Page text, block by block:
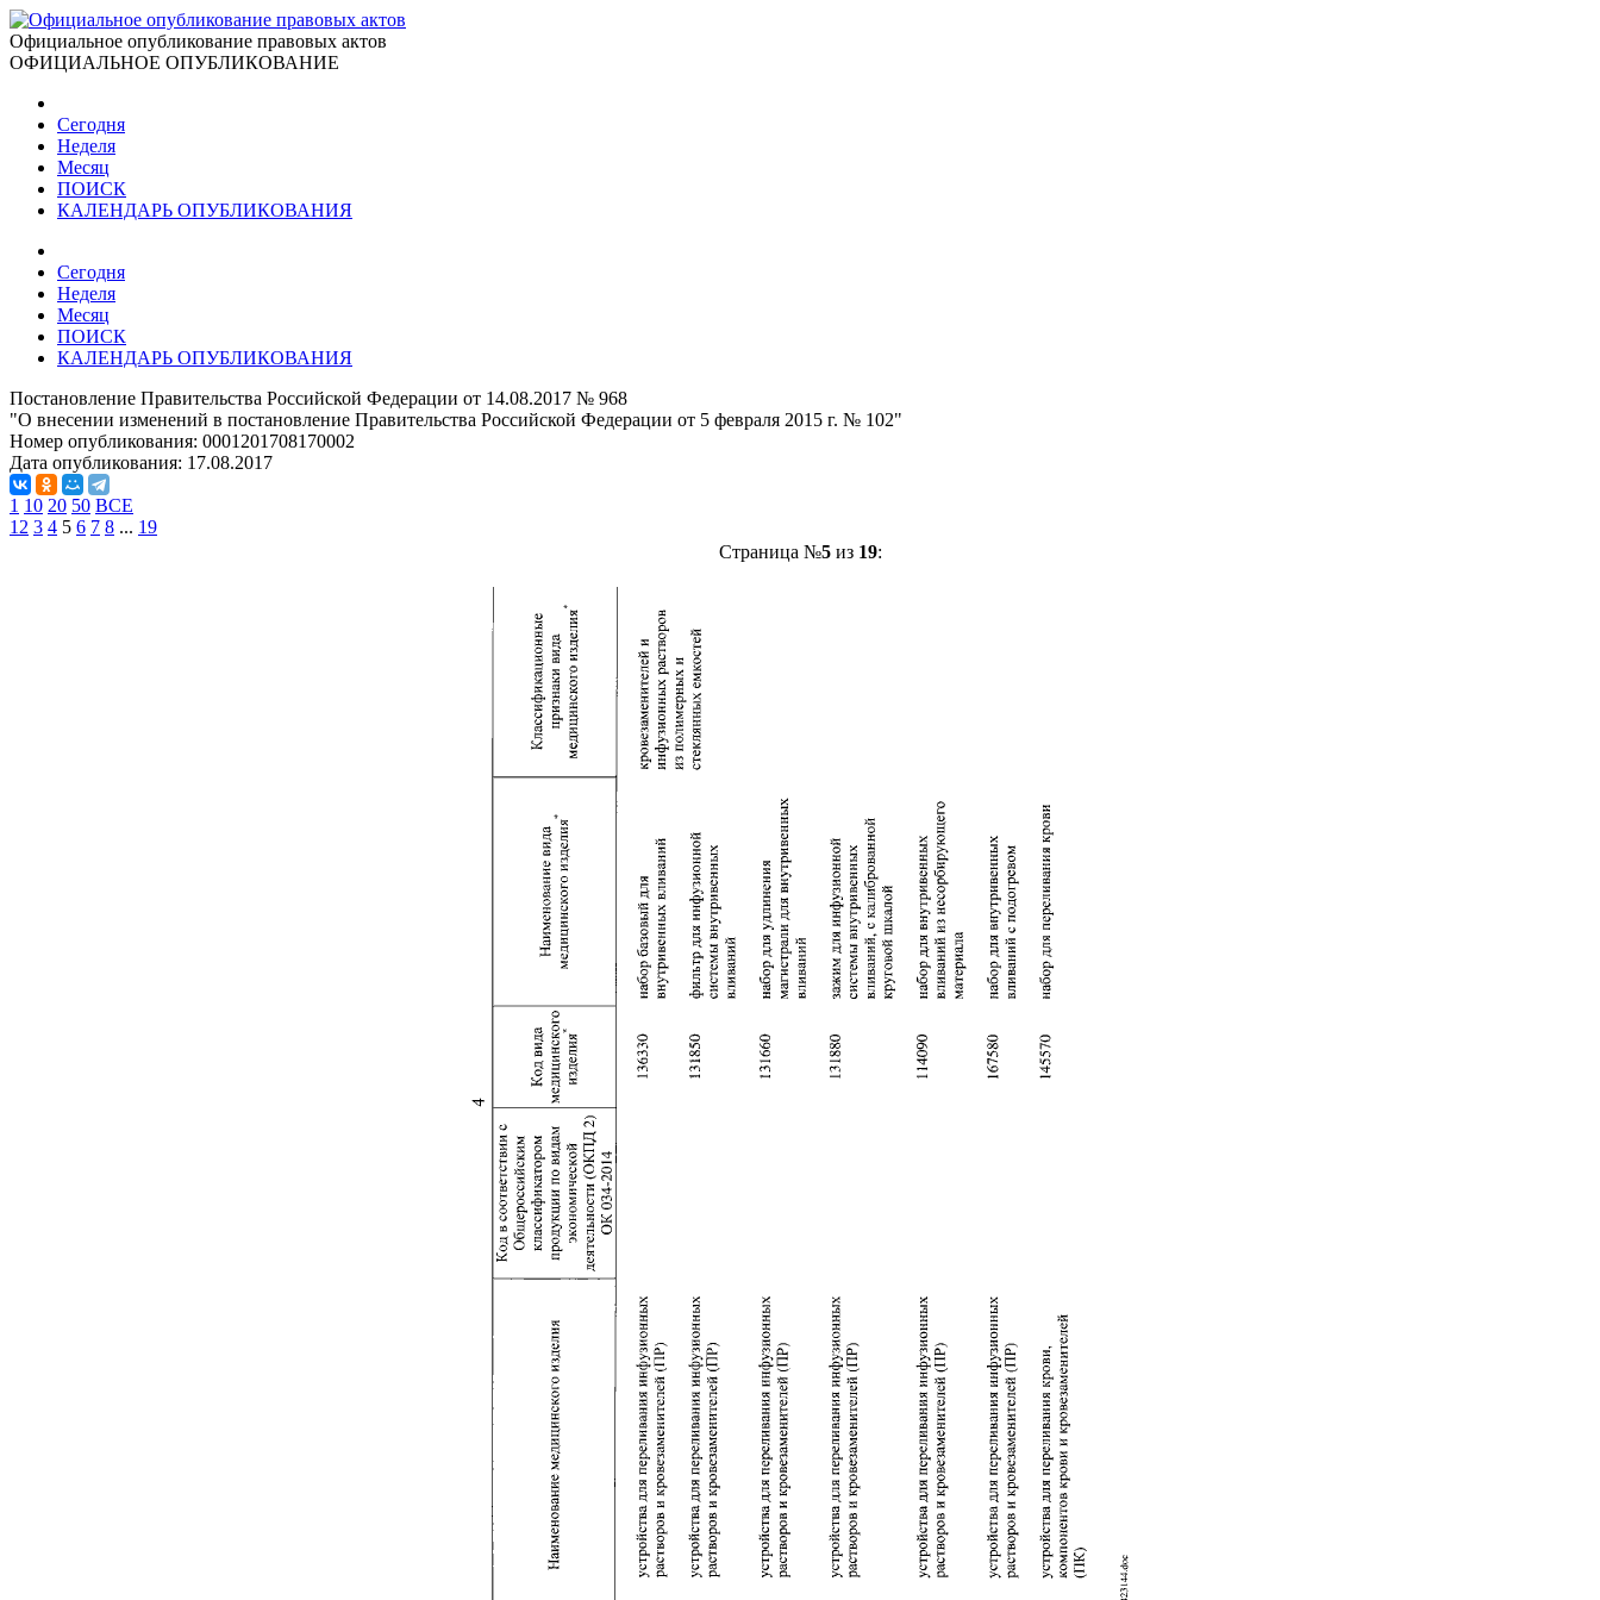
Официальное опубликование правовых актов
ОФИЦИАЛЬНОЕ ОПУБЛИКОВАНИЕ
Сегодня
Неделя
Месяц
ПОИСК
КАЛЕНДАРЬ ОПУБЛИКОВАНИЯ
Сегодня
Неделя
Месяц
ПОИСК
КАЛЕНДАРЬ ОПУБЛИКОВАНИЯ
Постановление Правительства Российской Федерации от 14.08.2017 № 968
"О внесении изменений в постановление Правительства Российской Федерации от 5 февраля 2015 г. № 102"
Номер опубликования: 0001201708170002
Дата опубликования: 17.08.2017
1 10 20 50 ВСЕ
1 2 3 4 5 6 7 8 ... 19
Страница №5из 19: